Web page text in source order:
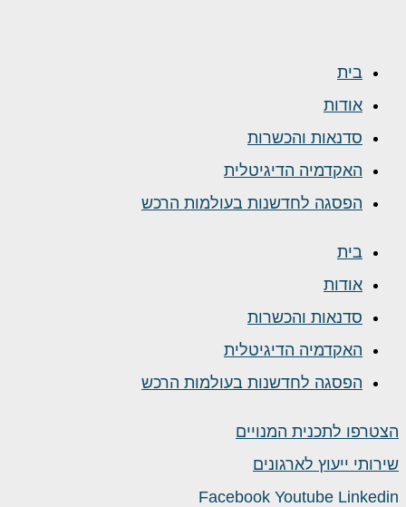
בית
אודות
סדנאות והכשרות
האקדמיה הדיגיטלית
הפסגה לחדשנות בעולמות הרכש
בית
אודות
סדנאות והכשרות
האקדמיה הדיגיטלית
הפסגה לחדשנות בעולמות הרכש
הצטרפו לתכנית המנויים
שירותי ייעוץ לארגונים
Facebook Youtube Linkedin